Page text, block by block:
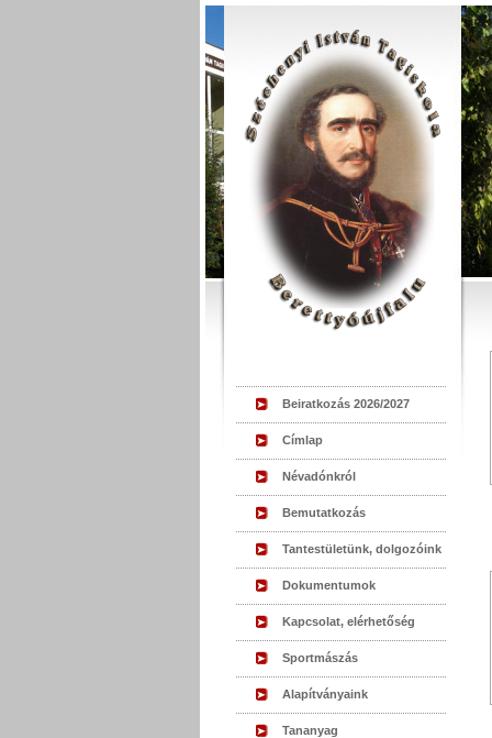
Beiratkozás 2026/2027
Címlap
Névadónkról
Bemutatkozás
Tantestületünk, dolgozóink
Dokumentumok
Kapcsolat, elérhetőség
Sportmászás
Alapítványaink
Tananyag